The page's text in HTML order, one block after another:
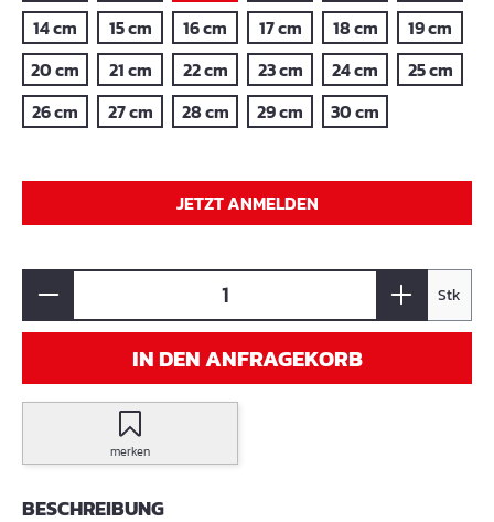
14 cm
15 cm 16 cm 17 cm 18 cm
19 cm
20 cm
21 cm 22 cm 23 cm 24 cm
25 cm
26 cm
27 cm 28 cm 29 cm 30 cm
JETZT ANMELDEN
Stk
IN DEN ANFRAGEKORB
merken
BESCHREIBUNG